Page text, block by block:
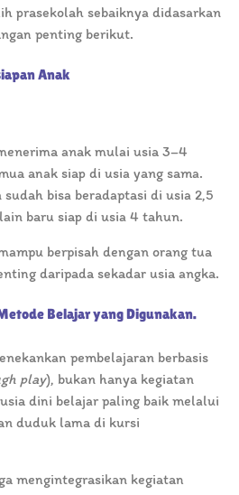
prasekolah sebaiknya didasarkan
penting berikut.
Anak
anak mulai usia 3–4
anak siap di usia yang sama.
bisa beradaptasi di usia 2,5
baru siap di usia 4 tahun.
berpisah dengan orang tua
daripada sekadar usia angka.
Belajar yang Digunakan.
pembelajaran berbasis
play), bukan hanya kegiatan
dini belajar paling baik melalui
duduk lama di kursi
mengintegrasikan kegiatan